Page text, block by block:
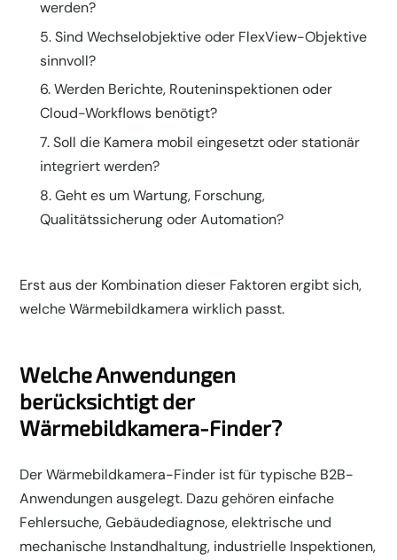
werden?
Sind Wechselobjektive oder FlexView-Objektive
sinnvoll?
Werden Berichte, Routeninspektionen oder
Cloud-Workflows benötigt?
Soll die Kamera mobil eingesetzt oder stationär
integriert werden?
Geht es um Wartung, Forschung,
Qualitätssicherung oder Automation?
Erst aus der Kombination dieser Faktoren ergibt sich,
welche Wärmebildkamera wirklich passt.
Welche Anwendungen
berücksichtigt der
Wärmebildkamera-Finder?
Der Wärmebildkamera-Finder ist für typische B2B-
Anwendungen ausgelegt. Dazu gehören einfache
Fehlersuche, Gebäudediagnose, elektrische und
mechanische Instandhaltung, industrielle Inspektionen,